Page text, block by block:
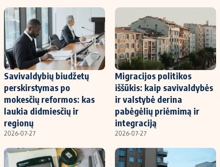
Savivaldybių biudžetų
perskirstymas po
mokesčių reformos: kas
laukia didmiesčių ir
regionų
2026-07-27
Migracijos politikos
iššūkis: kaip savivaldybės
ir valstybė derina
pabėgėlių priėmimą ir
integraciją
2026-07-27